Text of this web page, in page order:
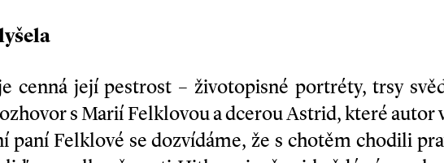
cenná její pestrost – životopisné portréty, trsy
s Marií Felklovou a dcerou Astrid, které autor
paní Felklové se dozvídáme, že s chotěm chodili